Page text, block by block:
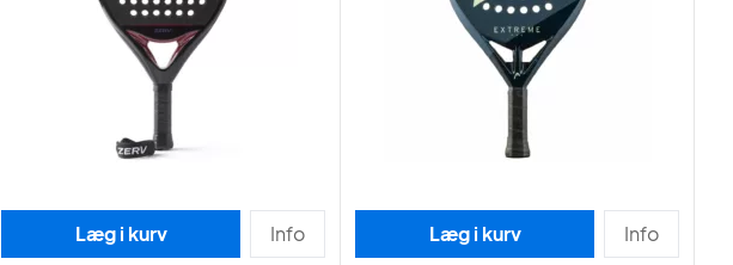
Læg i kurv Info Læg i kurv Info